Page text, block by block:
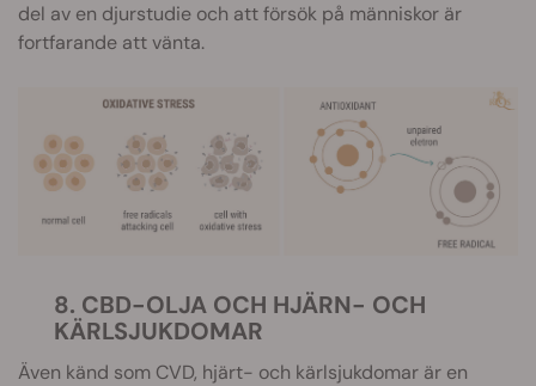
del av en djurstudie och att försök på människor är
fortfarande att vänta.
8. CBD-OLJA OCH HJÄRN- OCH
KÄRLSJUKDOMAR
Även känd som CVD, hjärt- och kärlsjukdomar är en